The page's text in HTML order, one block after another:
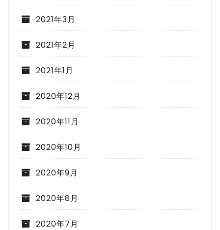
2021年3月
2021年2月
2021年1月
2020年12月
2020年11月
2020年10月
2020年9月
2020年8月
2020年7月